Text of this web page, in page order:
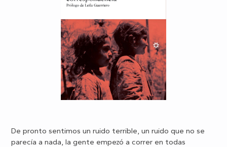
De pronto sentimos un ruido terrible, un ruido que no se
parecía a nada, la gente empezó a correr en todas